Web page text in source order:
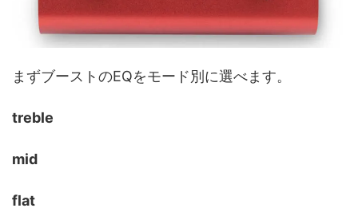
まずブーストのEQをモード別に選べます。
treble
mid
flat